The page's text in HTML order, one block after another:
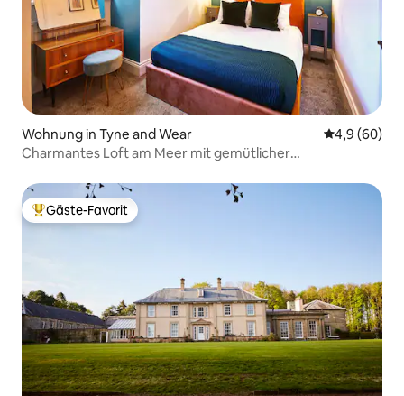
Wohnung in Tyne and Wear
4,9 (60)
Charmantes Loft am Meer mit gemütlicher
Beliebter Gäste-Favorit.
Gäste-Favorit